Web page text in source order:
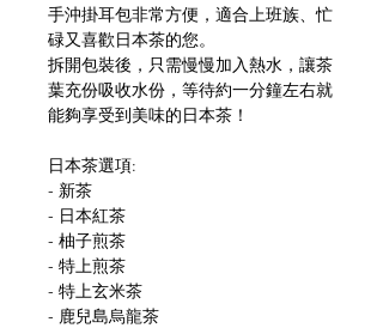
手沖掛耳包非常方便，適合上班族、忙
碌又喜歡日本茶的您。
拆開包裝後，只需慢慢加入熱水，讓茶
葉充份吸收水份，等待約一分鐘左右就
能夠享受到美味的日本茶！
日本茶選項:
- 新茶
- 日本紅茶
- 柚子煎茶
- 特上煎茶
- 特上玄米茶
- 鹿兒島烏龍茶